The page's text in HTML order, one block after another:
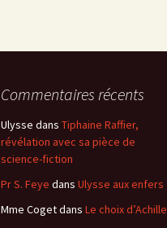
Commentaires récents
Ulysse dans Tiphaine Raffier,
révélation avec sa pièce de
science-fiction
Pr S. Feye dans Ulysse aux enfers
Mme Cogetdans Le choix d’Achille